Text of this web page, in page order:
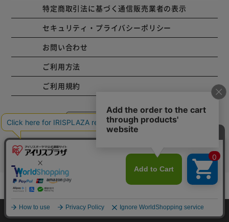
特定商取引法に基づく通信販売業者の表示
セキュリティ・プライバシーポリシー
お問い合わせ
ご利用方法
ご利用規約
コーポレートサイト
Copyright © 2001 IRISPLAZA. ALL Rights Reserved.
HOME 探す ログイン お気に入り お知らせ